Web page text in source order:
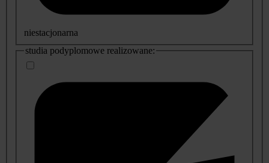
niestacjonarna
studia podyplomowe realizowane: